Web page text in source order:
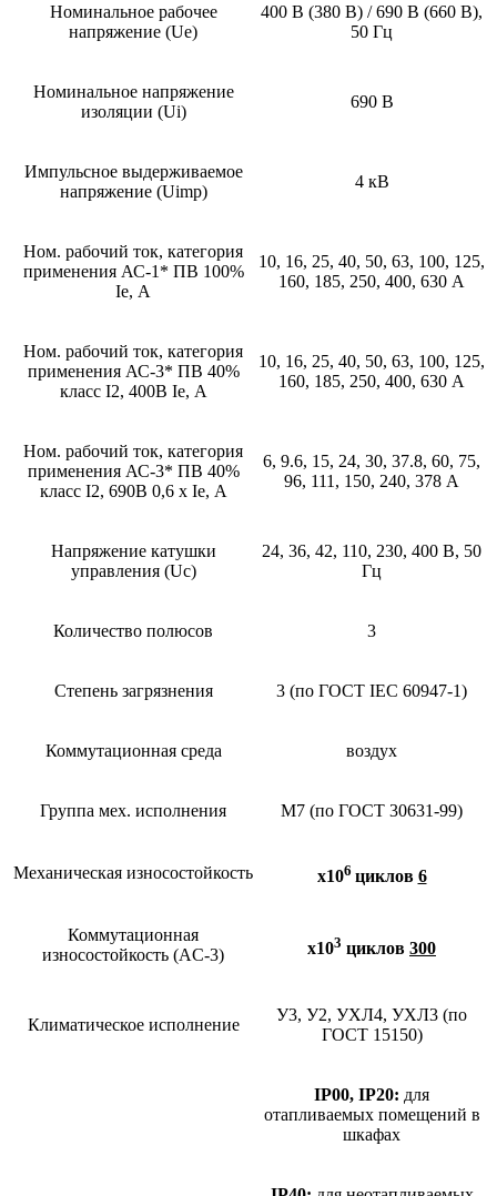
Номинальное рабочее
напряжение (Ue)
400 В (380 В) / 690 В (660 В),
50 Гц
Номинальное напряжение
изоляции (Ui)
690 В
Импульсное выдерживаемое
напряжение (Uimp)
4 кВ
Ном. рабочий ток, категория
применения АС-1* ПВ 100%
Ie, А
10, 16, 25, 40, 50, 63, 100, 125,
160, 185, 250, 400, 630 А
Ном. рабочий ток, категория
применения АС-3* ПВ 40%
класс I2, 400В Ie, А
10, 16, 25, 40, 50, 63, 100, 125,
160, 185, 250, 400, 630 А
Ном. рабочий ток, категория
применения АС-3* ПВ 40%
класс I2, 690В 0,6 х Ie, А
6, 9.6, 15, 24, 30, 37.8, 60, 75,
96, 111, 150, 240, 378 А
Напряжение катушки
управления (Uc)
24, 36, 42, 110, 230, 400 В, 50
Гц
Количество полюсов 3
Степень загрязнения 3 (по ГОСТ IEC 60947-1)
Коммутационная среда воздух
Группа мех. исполнения М7 (по ГОСТ 30631-99)
Механическая износостойкость х106 циклов 6
Коммутационная
износостойкость (AC-3)
х103 циклов 300
Климатическое исполнение
У3, У2, УХЛ4, УХЛ3 (по
ГОСТ 15150)
IP00, IP20: для
отапливаемых помещений в
шкафах